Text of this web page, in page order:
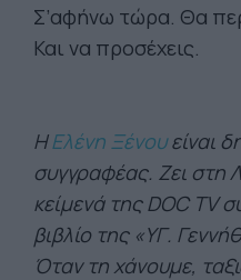
Σ’αφήνω τώρα. Θα
Και να προσέχεις.
ΗΕλένη Ξένουείναι
συγγραφέας. Ζει στη
κείμενά της DOC TV
βιβλίο της «ΥΓ.
Όταν τη χάνουμε,